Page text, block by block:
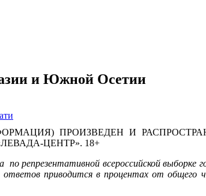
и Южной Осетии
ПРОИЗВЕДЕН И
ЦЕНТР». 18+
репрезентативной всероссийской выборке
ответов приводится в процентах от